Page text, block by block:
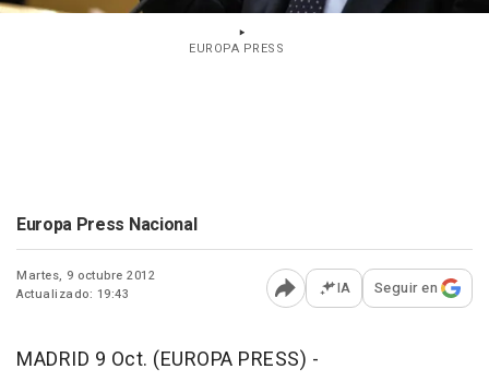
EUROPA PRESS
Europa Press Nacional
Martes, 9 octubre 2012
Actualizado: 19:43
Abrir opciones para
IA Seguir en
MADRID 9 Oct. (EUROPA PRESS) -